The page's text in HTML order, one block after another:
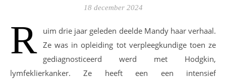
18 december 2024
R
uim drie jaar geleden deelde Mandy haar verhaal.
Ze was in opleiding tot verpleegkundige toen ze
gediagnosticeerd werd met Hodgkin,
lymfeklierkanker. Ze heeft een een intensief